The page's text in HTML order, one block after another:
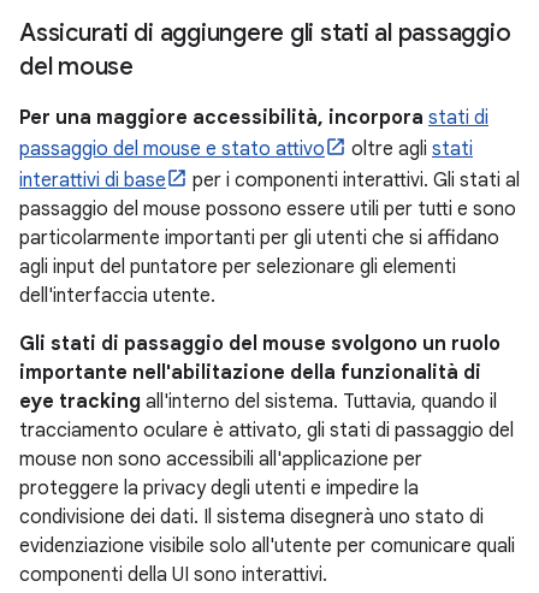
Assicurati di aggiungere gli stati al passaggio
del mouse
Per una maggiore accessibilità, incorpora stati di
passaggio del mouse e stato attivo
oltre agli stati
interattivi di base
per i componenti interattivi. Gli stati al
passaggio del mouse possono essere utili per tutti e sono
particolarmente importanti per gli utenti che si affidano
agli input del puntatore per selezionare gli elementi
dell'interfaccia utente.
Gli stati di passaggio del mouse svolgono un ruolo
importante nell'abilitazione della funzionalità di
eye tracking all'interno del sistema. Tuttavia, quando il
tracciamento oculare è attivato, gli stati di passaggio del
mouse non sono accessibili all'applicazione per
proteggere la privacy degli utenti e impedire la
condivisione dei dati. Il sistema disegnerà uno stato di
evidenziazione visibile solo all'utente per comunicare quali
componenti della UI sono interattivi.